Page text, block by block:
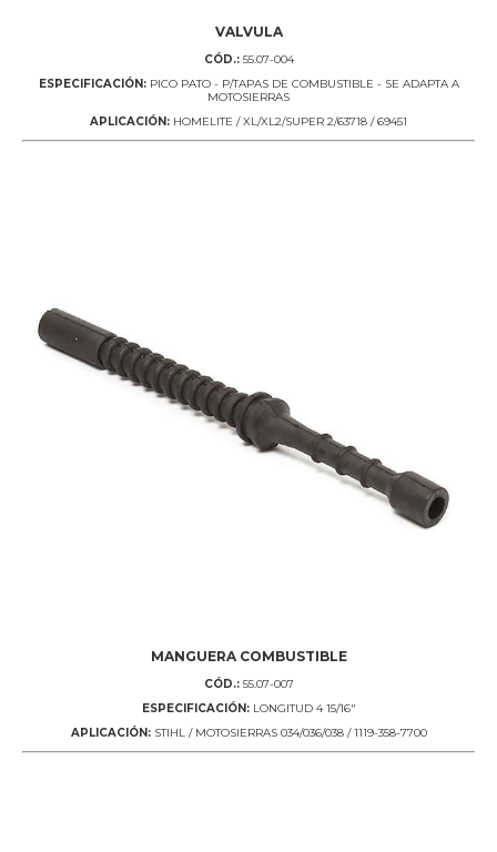
VALVULA
CÓD.:55.07-004
ESPECIFICACIÓN:PICO PATO - P/TAPAS DE COMBUSTIBLE - SE ADAPTA A
MOTOSIERRAS
APLICACIÓN: HOMELITE / XL/XL2/SUPER 2/63718 / 69451
MANGUERA COMBUSTIBLE
CÓD.:55.07-007
ESPECIFICACIÓN:LONGITUD 4 15/16"
APLICACIÓN:STIHL / MOTOSIERRAS 034/036/038 / 1119-358-7700